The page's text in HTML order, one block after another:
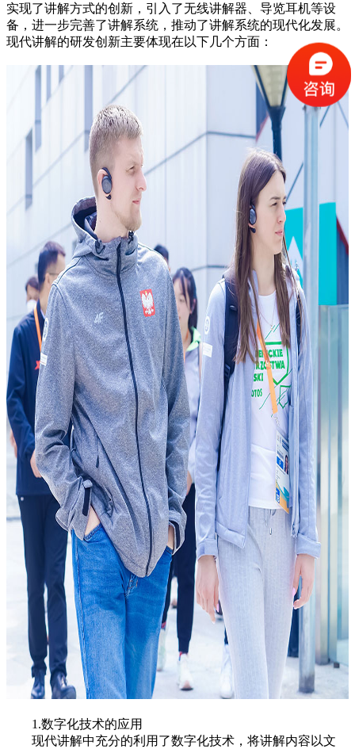
实现了讲解方式的创新，引入了无线讲解器、导览耳机等设
备，进一步完善了讲解系统，推动了讲解系统的现代化发展。
现代讲解的研发创新主要体现在以下几个方面：
1.数字化技术的应用
现代讲解中充分的利用了数字化技术，将讲解内容以文